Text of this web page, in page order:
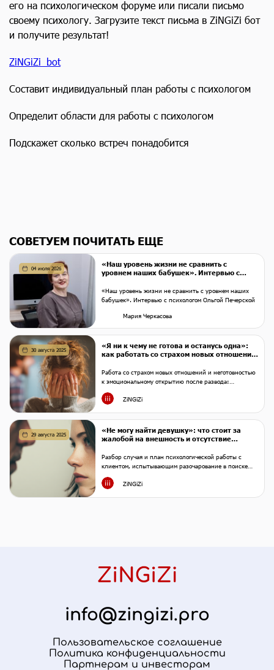
его на психологическом форуме или писали письмо
своему психологу. Загрузите текст письма в ZiNGiZi бот
и получите результат!
ZiNGiZi_bot
Составит индивидуальный план работы с психологом
Определит области для работы с психологом
Подскажет сколько встреч понадобится
СОВЕТУЕМ ПОЧИТАТЬ ЕЩЕ
04 июля 2026
«Наш уровень жизни не сравнить с
уровнем наших бабушек». Интервью с
«Наш уровень жизни не сравнить с уровнем наших
бабушек». Интервью с психологом Ольгой Печерской
Мария Черкасова
30 августа 2025
«Я ни к чему не готова и останусь одна»:
как работать со страхом новых отношений
Работа со страхом новых отношений и неготовностью
к эмоциональному открытию после развода:
самооценки
ZiNGiZi
29 августа 2025
«Не могу найти девушку»: что стоит за
жалобой на внешность и отсутствие
Разбор случая и план психологической работы с
клиентом, испытывающим разочарование в поиске
ZiNGiZi
info@zingizi.pro
Пользовательское соглашение
Политика конфиденциальности
Партнерам и инвесторам